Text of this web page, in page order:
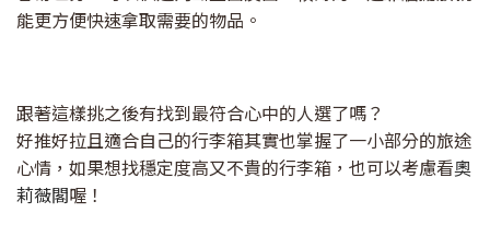
能更方便快速拿取需要的物品。
跟著這樣挑之後有找到最符合心中的人選了嗎？
好推好拉且適合自己的行李箱其實也掌握了一小部分的旅途
心情，如果想找穩定度高又不貴的行李箱，也可以考慮看奧
莉薇閣喔！